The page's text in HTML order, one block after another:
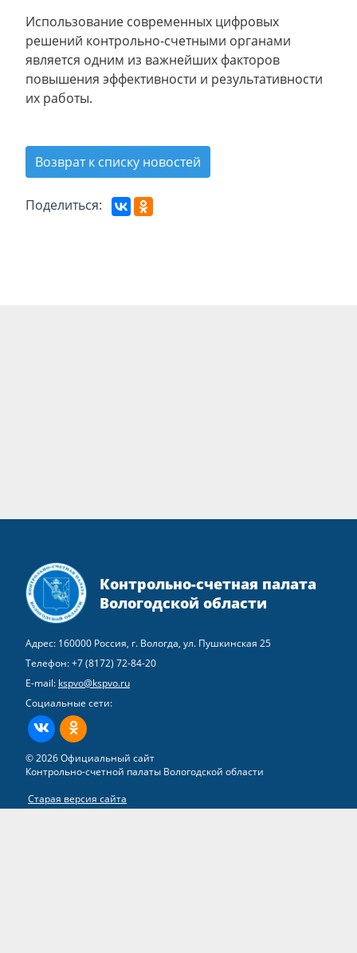
Использование современных цифровых
решений контрольно-счетными органами
является одним из важнейших факторов
повышения эффективности и результативности
их работы.
Возврат к списку новостей
Поделиться:
Контрольно-счетная палата
Вологодской области
Адрес: 160000 Россия, г. Вологда, ул. Пушкинская 25
Телефон:+7 (8172) 72-84-20
E-mail: kspvo@kspvo.ru
Социальные сети:
ВКонтактеОдноклассники
© 2026 Официальный сайт
Контрольно-счетной палаты Вологодской области
Старая версия сайта